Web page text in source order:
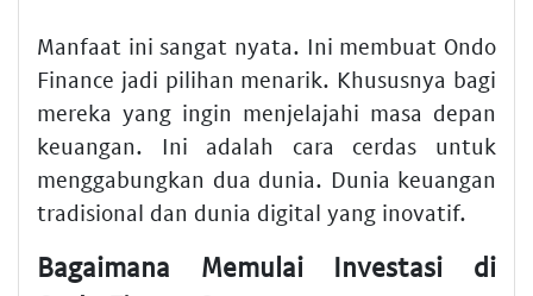
Manfaat ini sangat nyata. Ini membuat Ondo
Finance jadi pilihan menarik. Khususnya bagi
mereka yang ingin menjelajahi masa depan
keuangan. Ini adalah cara cerdas untuk
menggabungkan dua dunia. Dunia keuangan
tradisional dan dunia digital yang inovatif.
Bagaimana Memulai Investasi di